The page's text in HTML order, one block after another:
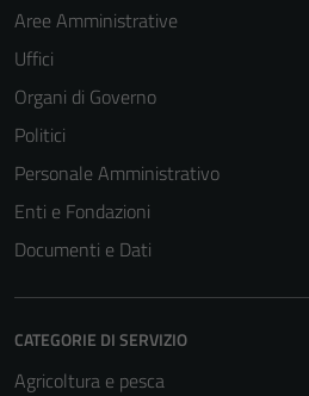
Aree Amministrative
Uffici
Organi di Governo
Politici
Personale Amministrativo
Enti e Fondazioni
Documenti e Dati
CATEGORIE DI SERVIZIO
Agricoltura e pesca